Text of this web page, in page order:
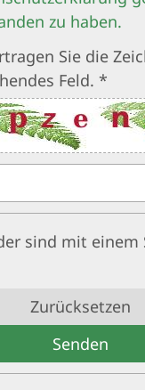
zu haben.
Sie die
Feld. *
sind mit einem
Zurücksetzen